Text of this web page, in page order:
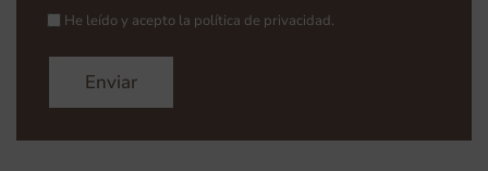
He leído y acepto la política de privacidad.